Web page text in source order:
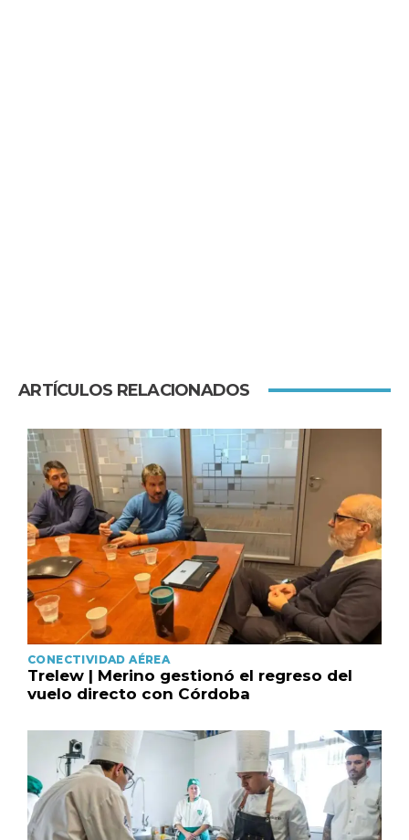
ARTÍCULOS RELACIONADOS
CONECTIVIDAD AÉREA
Trelew | Merino gestionó el regreso del
vuelo directo con Córdoba